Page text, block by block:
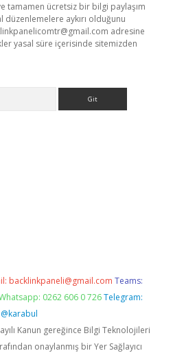
tamamen ücretsiz bir bilgi paylaşım
aykırı olduğunu
adresine
yasal süre içerisinde sitemizden
backlinkpaneli@gmail.com Teams:
0262 606 0 726 Telegram:
@karabul
Kanun gereğince Bilgi Teknolojileri
onaylanmış bir Yer Sağlayıcı